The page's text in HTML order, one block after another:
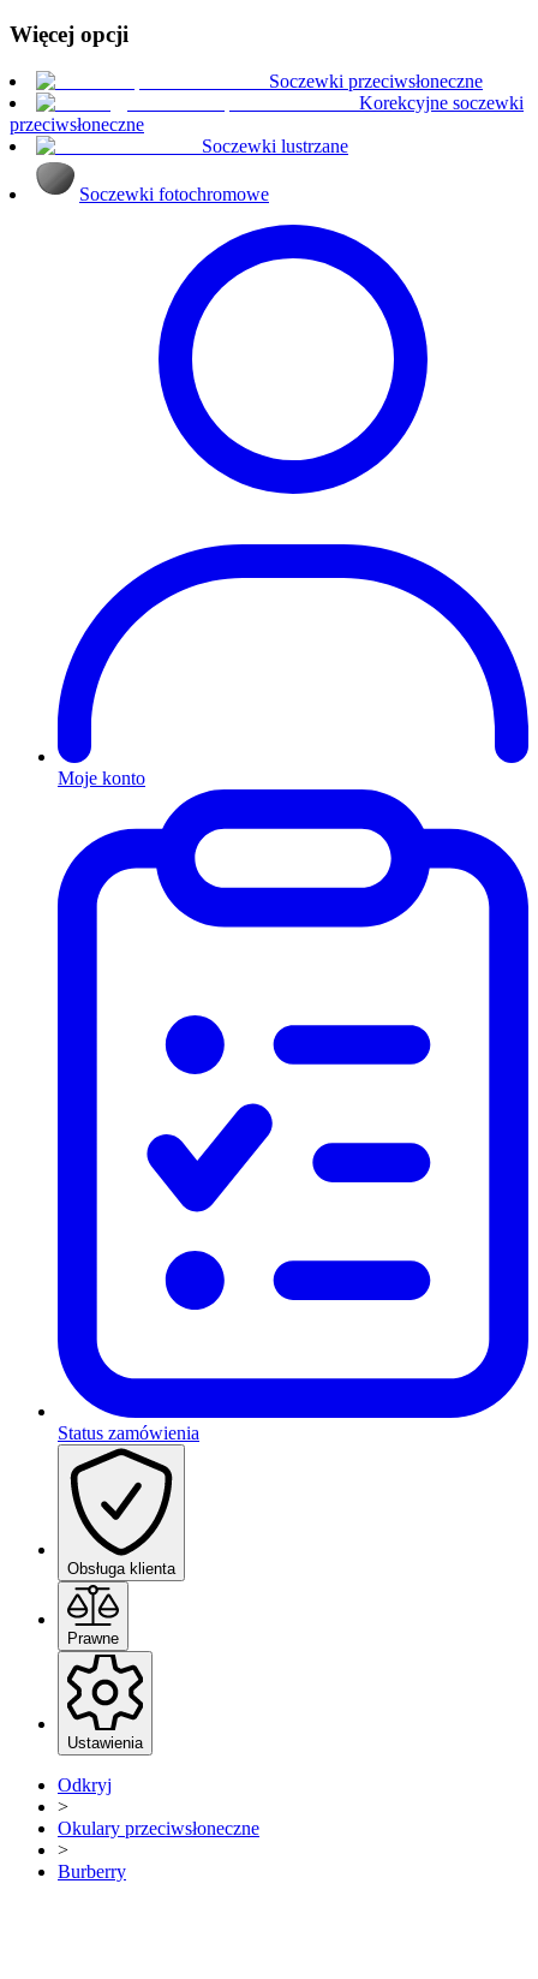
Więcej opcji
Soczewki przeciwsłoneczne
Korekcyjne soczewki
przeciwsłoneczne
Soczewki lustrzane
Soczewki fotochromowe
Moje konto
Status zamówienia
Obsługa klienta
Prawne
Ustawienia
Odkryj
>
Okulary przeciwsłoneczne
>
Burberry